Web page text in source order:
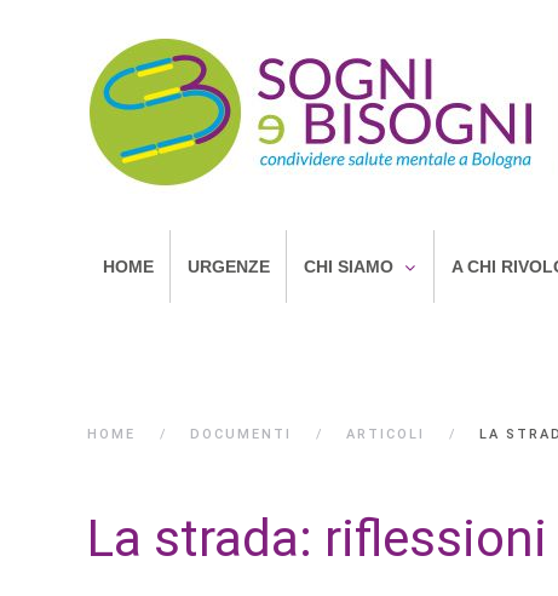
HOME URGENZE CHI SIAMO A CHI
HOME DOCUMENTI ARTICOLI LA
La strada: